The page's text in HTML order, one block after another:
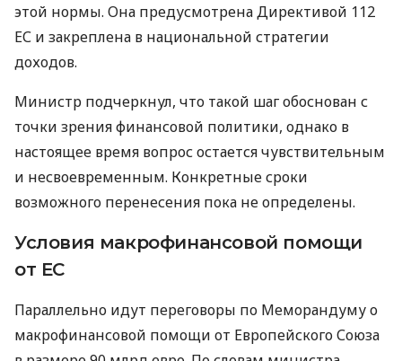
этой нормы. Она предусмотрена Директивой 112
ЕС и закреплена в национальной стратегии
доходов.
Министр подчеркнул, что такой шаг обоснован с
точки зрения финансовой политики, однако в
настоящее время вопрос остается чувствительным
и несвоевременным. Конкретные сроки
возможного перенесения пока не определены.
Условия макрофинансовой помощи
от ЕС
Параллельно идут переговоры по Меморандуму о
макрофинансовой помощи от Европейского Союза